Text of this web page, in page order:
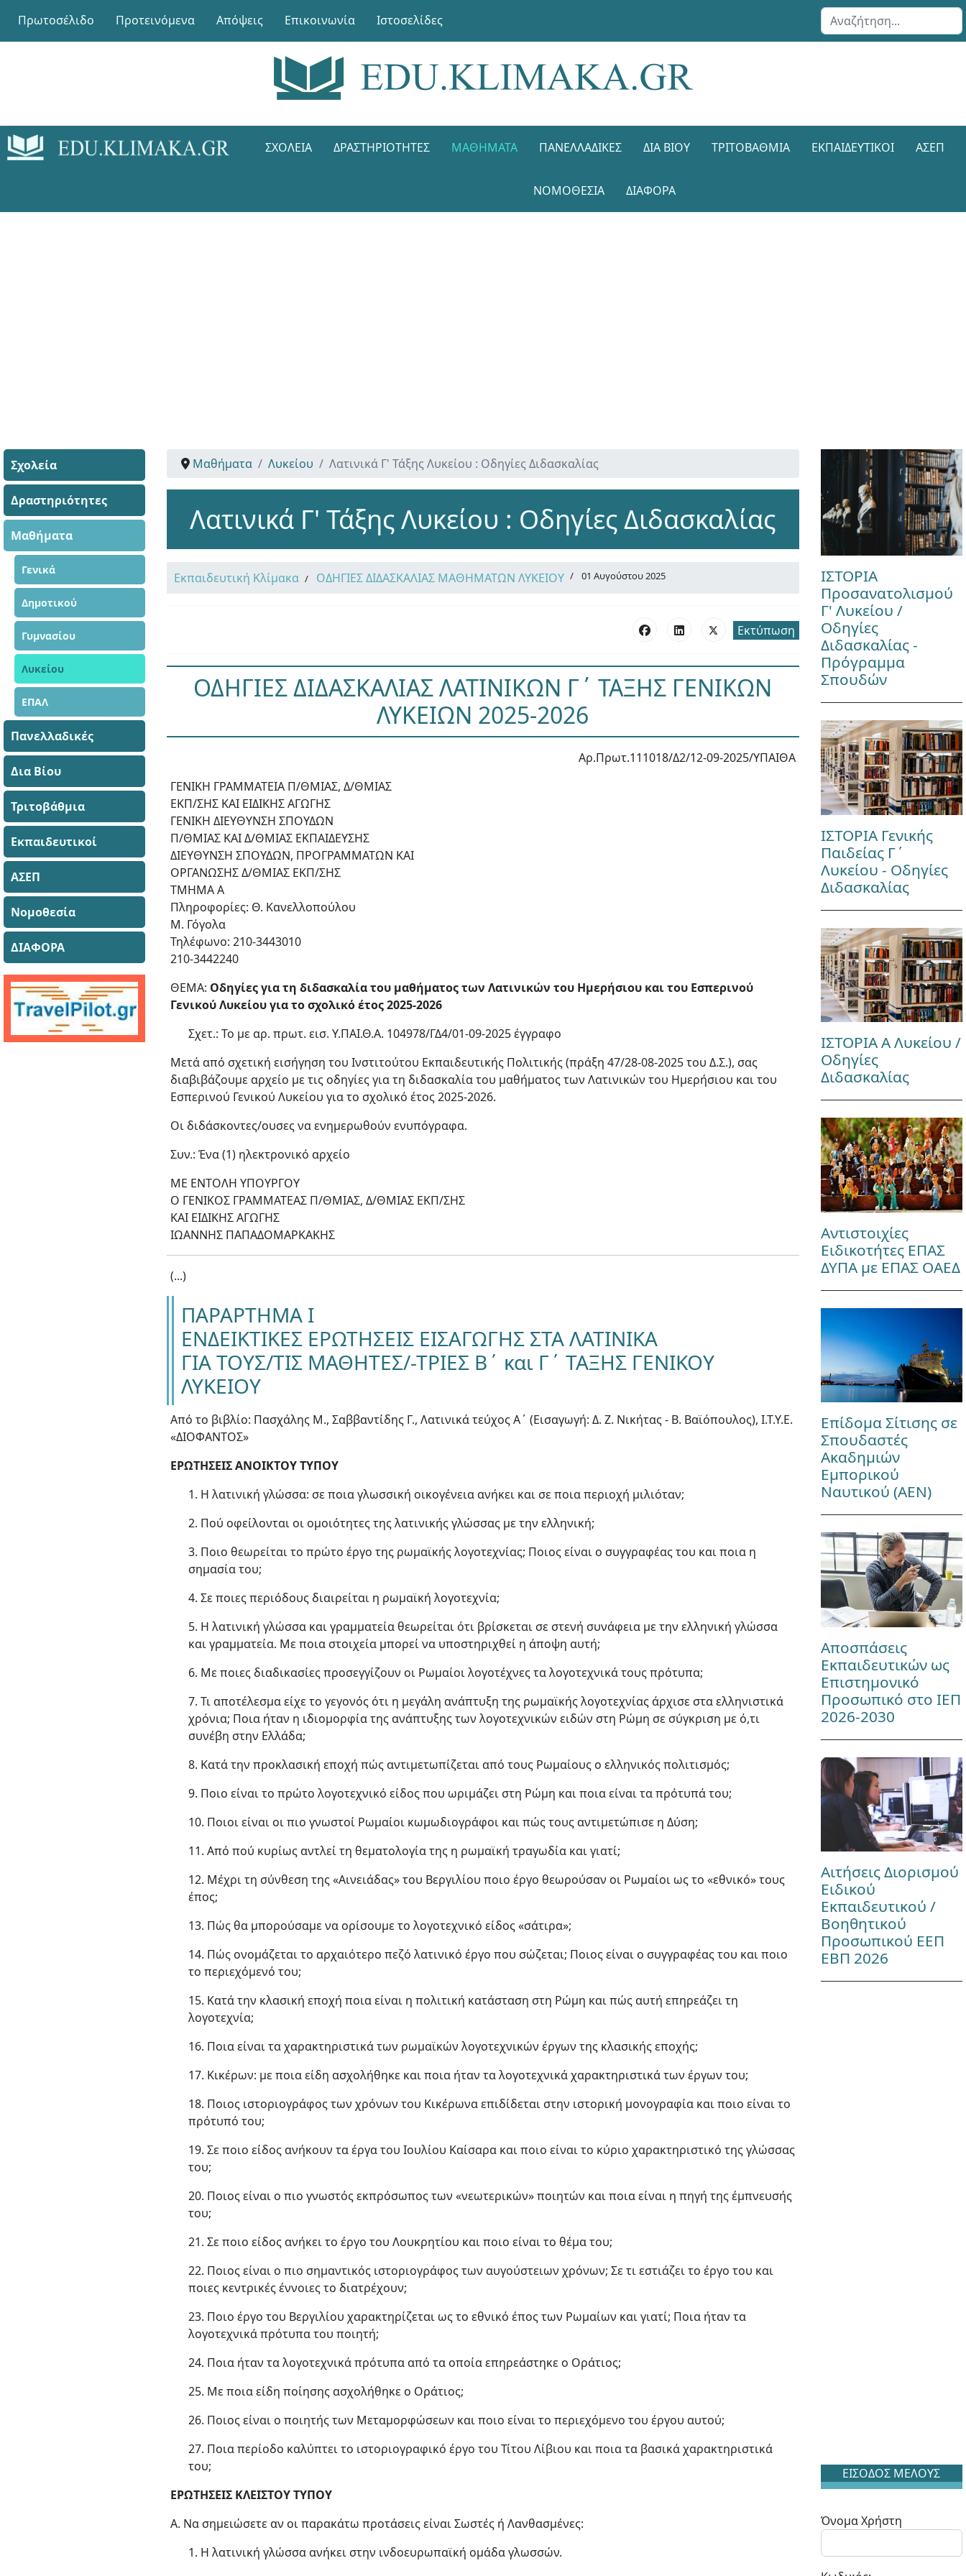
Πρωτοσέλιδο Προτεινόμενα Απόψεις Επικοινωνία Ιστοσελίδες Αναζήτηση...
ΣΧΟΛΕΊΑ ΔΡΑΣΤΗΡΙΌΤΗΤΕΣ ΜΑΘΉΜΑΤΑ ΠΑΝΕΛΛΑΔΙΚΈΣ ΔΙΑ ΒΊΟΥ ΤΡΙΤΟΒΆΘΜΙΑ ΕΚΠΑΙΔΕΥΤΙΚΟΊ ΑΣΕΠ
ΝΟΜΟΘΕΣΊΑ ΔΙΑΦΟΡΑ
Σχολεία
Δραστηριότητες
Μαθήματα
Γενικά
Δημοτικού
Γυμνασίου
Λυκείου
ΕΠΑΛ
Πανελλαδικές
Δια Βίου
Τριτοβάθμια
Εκπαιδευτικοί
ΑΣΕΠ
Νομοθεσία
ΔΙΑΦΟΡΑ
Μαθήματα Λυκείου Λατινικά Γ' Τάξης Λυκείου : Οδηγίες Διδασκαλίας
Λατινικά Γ' Τάξης Λυκείου : Οδηγίες Διδασκαλίας
Εκπαιδευτική Κλίμακα ΟΔΗΓΙΕΣ ΔΙΔΑΣΚΑΛΙΑΣ ΜΑΘΗΜΑΤΩΝ ΛΥΚΕΙΟΥ 01 Αυγούστου 2025
Εκτύπωση
ΟΔΗΓΙΕΣ ΔΙΔΑΣΚΑΛΙΑΣ ΛΑΤΙΝΙΚΩΝ Γ΄ ΤΑΞΗΣ ΓΕΝΙΚΩΝ
ΛΥΚΕΙΩΝ 2025-2026
Αρ.Πρωτ.111018/Δ2/12-09-2025/ΥΠΑΙΘΑ
ΓΕΝΙΚΗ ΓΡΑΜΜΑΤΕΙΑ Π/ΘΜΙΑΣ, Δ/ΘΜΙΑΣ
ΕΚΠ/ΣΗΣ ΚΑΙ ΕΙΔΙΚΗΣ ΑΓΩΓΗΣ
ΓΕΝΙΚΗ ΔΙΕΥΘΥΝΣΗ ΣΠΟΥΔΩΝ
Π/ΘΜΙΑΣ ΚΑΙ Δ/ΘΜΙΑΣ ΕΚΠΑΙΔΕΥΣΗΣ
ΔΙΕΥΘΥΝΣΗ ΣΠΟΥΔΩΝ, ΠΡΟΓΡΑΜΜΑΤΩΝ ΚΑΙ
ΟΡΓΑΝΩΣΗΣ Δ/ΘΜΙΑΣ ΕΚΠ/ΣΗΣ
ΤΜΗΜΑ Α
Πληροφορίες: Θ. Κανελλοπούλου
Μ. Γόγολα
Τηλέφωνο: 210-3443010
210-3442240
ΘΕΜΑ: Οδηγίες για τη διδασκαλία του μαθήματος των Λατινικών του Ημερήσιου και του Εσπερινού
Γενικού Λυκείου για το σχολικό έτος 2025-2026
Σχετ.: Το με αρ. πρωτ. εισ. Υ.ΠΑΙ.Θ.Α. 104978/ΓΔ4/01-09-2025 έγγραφο
Μετά από σχετική εισήγηση του Ινστιτούτου Εκπαιδευτικής Πολιτικής (πράξη 47/28-08-2025 του Δ.Σ.), σας
διαβιβάζουμε αρχείο με τις οδηγίες για τη διδασκαλία του μαθήματος των Λατινικών του Ημερήσιου και του
Εσπερινού Γενικού Λυκείου για το σχολικό έτος 2025-2026.
Οι διδάσκοντες/ουσες να ενημερωθούν ενυπόγραφα.
Συν.: Ένα (1) ηλεκτρονικό αρχείο
ΜΕ ΕΝΤΟΛΗ ΥΠΟΥΡΓΟΥ
Ο ΓΕΝΙΚΟΣ ΓΡΑΜΜΑΤΕΑΣ Π/ΘΜΙΑΣ, Δ/ΘΜΙΑΣ ΕΚΠ/ΣΗΣ
ΚΑΙ ΕΙΔΙΚΗΣ ΑΓΩΓΗΣ
ΙΩΑΝΝΗΣ ΠΑΠΑΔΟΜΑΡΚΑΚΗΣ
(...)
ΠΑΡΑΡΤΗΜΑ Ι
ΕΝΔΕΙΚΤΙΚΕΣ ΕΡΩΤΗΣΕΙΣ ΕΙΣΑΓΩΓΗΣ ΣΤΑ ΛΑΤΙΝΙΚΑ
ΓΙΑ ΤΟΥΣ/ΤΙΣ ΜΑΘΗΤΕΣ/-ΤΡΙΕΣ Β΄ και Γ΄ ΤΑΞΗΣ ΓΕΝΙΚΟΥ
ΛΥΚΕΙΟΥ
Από το βιβλίο: Πασχάλης Μ., Σαββαντίδης Γ., Λατινικά τεύχος Α΄ (Εισαγωγή: Δ. Ζ. Νικήτας - Β. Βαϊόπουλος), Ι.Τ.Υ.Ε.
«ΔΙΟΦΑΝΤΟΣ»
ΕΡΩΤΗΣΕΙΣ ΑΝΟΙΚΤΟΥ ΤΥΠΟΥ
1. Η λατινική γλώσσα: σε ποια γλωσσική οικογένεια ανήκει και σε ποια περιοχή μιλιόταν;
2. Πού οφείλονται οι ομοιότητες της λατινικής γλώσσας με την ελληνική;
3. Ποιο θεωρείται το πρώτο έργο της ρωμαϊκής λογοτεχνίας; Ποιος είναι ο συγγραφέας του και ποια η
σημασία του;
4. Σε ποιες περιόδους διαιρείται η ρωμαϊκή λογοτεχνία;
5. Η λατινική γλώσσα και γραμματεία θεωρείται ότι βρίσκεται σε στενή συνάφεια με την ελληνική γλώσσα
και γραμματεία. Με ποια στοιχεία μπορεί να υποστηριχθεί η άποψη αυτή;
6. Με ποιες διαδικασίες προσεγγίζουν οι Ρωμαίοι λογοτέχνες τα λογοτεχνικά τους πρότυπα;
7. Τι αποτέλεσμα είχε το γεγονός ότι η μεγάλη ανάπτυξη της ρωμαϊκής λογοτεχνίας άρχισε στα ελληνιστικά
χρόνια; Ποια ήταν η ιδιομορφία της ανάπτυξης των λογοτεχνικών ειδών στη Ρώμη σε σύγκριση με ό,τι
συνέβη στην Ελλάδα;
8. Κατά την προκλασική εποχή πώς αντιμετωπίζεται από τους Ρωμαίους ο ελληνικός πολιτισμός;
9. Ποιο είναι το πρώτο λογοτεχνικό είδος που ωριμάζει στη Ρώμη και ποια είναι τα πρότυπά του;
10. Ποιοι είναι οι πιο γνωστοί Ρωμαίοι κωμωδιογράφοι και πώς τους αντιμετώπισε η Δύση;
11. Από πού κυρίως αντλεί τη θεματολογία της η ρωμαϊκή τραγωδία και γιατί;
12. Μέχρι τη σύνθεση της «Αινειάδας» του Βεργιλίου ποιο έργο θεωρούσαν οι Ρωμαίοι ως το «εθνικό» τους
έπος;
13. Πώς θα μπορούσαμε να ορίσουμε το λογοτεχνικό είδος «σάτιρα»;
14. Πώς ονομάζεται το αρχαιότερο πεζό λατινικό έργο που σώζεται; Ποιος είναι ο συγγραφέας του και ποιο
το περιεχόμενό του;
15. Κατά την κλασική εποχή ποια είναι η πολιτική κατάσταση στη Ρώμη και πώς αυτή επηρεάζει τη
λογοτεχνία;
16. Ποια είναι τα χαρακτηριστικά των ρωμαϊκών λογοτεχνικών έργων της κλασικής εποχής;
17. Κικέρων: με ποια είδη ασχολήθηκε και ποια ήταν τα λογοτεχνικά χαρακτηριστικά των έργων του;
18. Ποιος ιστοριογράφος των χρόνων του Κικέρωνα επιδίδεται στην ιστορική μονογραφία και ποιο είναι το
πρότυπό του;
19. Σε ποιο είδος ανήκουν τα έργα του Ιουλίου Καίσαρα και ποιο είναι το κύριο χαρακτηριστικό της γλώσσας
του;
20. Ποιος είναι ο πιο γνωστός εκπρόσωπος των «νεωτερικών» ποιητών και ποια είναι η πηγή της έμπνευσής
του;
21. Σε ποιο είδος ανήκει το έργο του Λουκρητίου και ποιο είναι το θέμα του;
22. Ποιος είναι ο πιο σημαντικός ιστοριογράφος των αυγούστειων χρόνων; Σε τι εστιάζει το έργο του και
ποιες κεντρικές έννοιες το διατρέχουν;
23. Ποιο έργο του Βεργιλίου χαρακτηρίζεται ως το εθνικό έπος των Ρωμαίων και γιατί; Ποια ήταν τα
λογοτεχνικά πρότυπα του ποιητή;
24. Ποια ήταν τα λογοτεχνικά πρότυπα από τα οποία επηρεάστηκε ο Οράτιος;
25. Με ποια είδη ποίησης ασχολήθηκε ο Οράτιος;
26. Ποιος είναι ο ποιητής των Μεταμορφώσεων και ποιο είναι το περιεχόμενο του έργου αυτού;
27. Ποια περίοδο καλύπτει το ιστοριογραφικό έργο του Τίτου Λίβιου και ποια τα βασικά χαρακτηριστικά
του;
ΕΡΩΤΗΣΕΙΣ ΚΛΕΙΣΤΟΥ ΤΥΠΟΥ
Α. Να σημειώσετε αν οι παρακάτω προτάσεις είναι Σωστές ή Λανθασμένες:
1. Η λατινική γλώσσα ανήκει στην ινδοευρωπαϊκή ομάδα γλωσσών.
ΙΣΤΟΡΙΑ
Προσανατολισμού
Γ' Λυκείου /
Οδηγίες
Διδασκαλίας -
Πρόγραμμα
Σπουδών
ΙΣΤΟΡΙΑ Γενικής
Παιδείας Γ΄
Λυκείου - Οδηγίες
Διδασκαλίας
ΙΣΤΟΡΙΑ Α Λυκείου /
Οδηγίες
Διδασκαλίας
Αντιστοιχίες
Ειδικοτήτες ΕΠΑΣ
ΔΥΠΑ με ΕΠΑΣ ΟΑΕΔ
Επίδομα Σίτισης σε
Σπουδαστές
Ακαδημιών
Εμπορικού
Ναυτικού (ΑΕΝ)
Αποσπάσεις
Εκπαιδευτικών ως
Επιστημονικό
Προσωπικό στο ΙΕΠ
2026-2030
Αιτήσεις Διορισμού
Ειδικού
Εκπαιδευτικού /
Βοηθητικού
Προσωπικού ΕΕΠ
ΕΒΠ 2026
ΕΙΣΟΔΟΣ ΜΕΛΟΥΣ
Όνομα Χρήστη